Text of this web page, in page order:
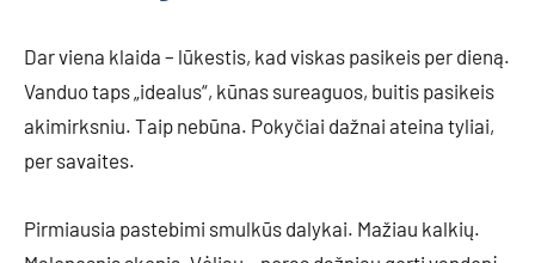
Dar viena klaida – lūkestis, kad viskas pasikeis per dieną.
Vanduo taps „idealus“, kūnas sureaguos, buitis pasikeis
akimirksniu. Taip nebūna. Pokyčiai dažnai ateina tyliai,
per savaites.
Pirmiausia pastebimi smulkūs dalykai. Mažiau kalkių.